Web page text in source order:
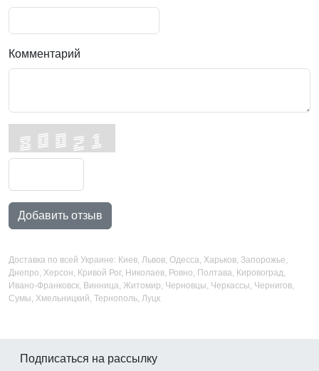
Комментарий
Добавить отзыв
Доставка по всей Украине: Киев, Львов, Одесса, Харьков, Запорожье,
Днепро, Херсон, Кривой Рог, Николаев, Ровно, Полтава, Кировоград,
Ивано-Франковск, Винница, Житомир, Черновцы, Черкассы, Чернигов,
Сумы, Хмельницкий, Тернополь, Луцк
Подписаться на рассылку